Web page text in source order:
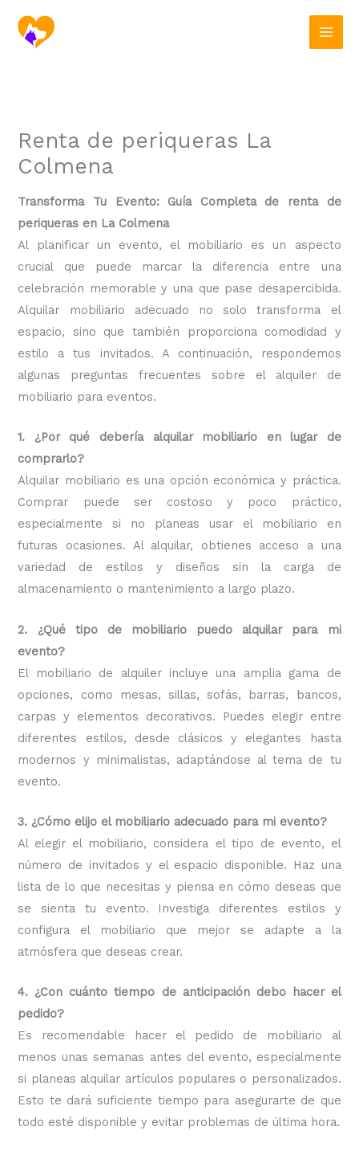
contenido
Renta de periqueras La
Colmena
Transforma Tu Evento: Guía Completa de renta de
periqueras en La Colmena
Al planificar un evento, el mobiliario es un aspecto
crucial que puede marcar la diferencia entre una
celebración memorable y una que pase desapercibida.
Alquilar mobiliario adecuado no solo transforma el
espacio, sino que también proporciona comodidad y
estilo a tus invitados. A continuación, respondemos
algunas preguntas frecuentes sobre el alquiler de
mobiliario para eventos.
1. ¿Por qué debería alquilar mobiliario en lugar de
comprarlo?
Alquilar mobiliario es una opción económica y práctica.
Comprar puede ser costoso y poco práctico,
especialmente si no planeas usar el mobiliario en
futuras ocasiones. Al alquilar, obtienes acceso a una
variedad de estilos y diseños sin la carga de
almacenamiento o mantenimiento a largo plazo.
2. ¿Qué tipo de mobiliario puedo alquilar para mi
evento?
El mobiliario de alquiler incluye una amplia gama de
opciones, como mesas, sillas, sofás, barras, bancos,
carpas y elementos decorativos. Puedes elegir entre
diferentes estilos, desde clásicos y elegantes hasta
modernos y minimalistas, adaptándose al tema de tu
evento.
3. ¿Cómo elijo el mobiliario adecuado para mi evento?
Al elegir el mobiliario, considera el tipo de evento, el
número de invitados y el espacio disponible. Haz una
lista de lo que necesitas y piensa en cómo deseas que
se sienta tu evento. Investiga diferentes estilos y
configura el mobiliario que mejor se adapte a la
atmósfera que deseas crear.
4. ¿Con cuánto tiempo de anticipación debo hacer el
pedido?
Es recomendable hacer el pedido de mobiliario al
menos unas semanas antes del evento, especialmente
si planeas alquilar artículos populares o personalizados.
Esto te dará suficiente tiempo para asegurarte de que
todo esté disponible y evitar problemas de última hora.